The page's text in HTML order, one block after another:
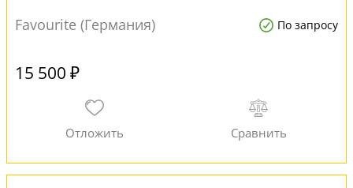
Favourite (Германия) По запросу
15 500 ₽